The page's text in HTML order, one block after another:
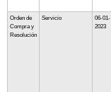
Orden de
Compra y
Resolución
Servicio
06-01-
2023